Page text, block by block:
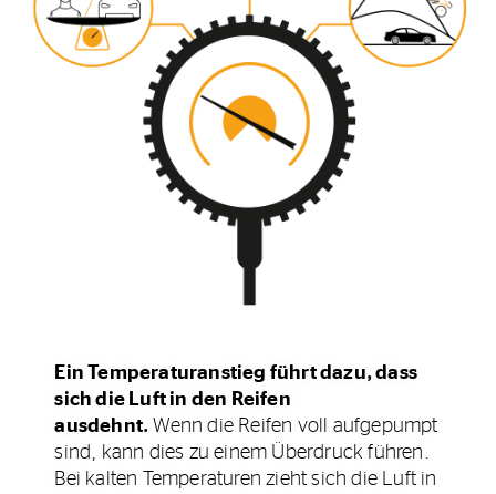
Ein Temperaturanstieg führt dazu, dass
sich die Luft in den Reifen
ausdehnt. Wenn die Reifen voll aufgepumpt
sind, kann dies zu einem Überdruck führen.
Bei kalten Temperaturen zieht sich die Luft in